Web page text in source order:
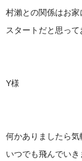
村瀨との関係はお
スタートだと思って
Y様
何かありましたら気
いつでも飛んでいき